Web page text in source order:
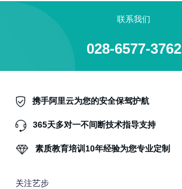
联系我们
028-6577-3762
携手阿里云为您的安全保驾护航
365天多对一不间断技术指导支持
素质教育培训10年经验为您专业定制
关注艺步